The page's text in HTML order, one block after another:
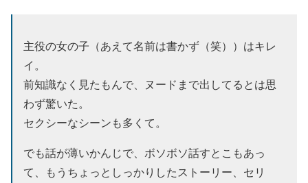
主役の女の子（あえて名前は書かず（笑））はキレ
イ。
前知識なく見たもんで、ヌードまで出してるとは思
わず驚いた。
セクシーなシーンも多くて。
でも話が薄いかんじで、ボソボソ話すとこもあっ
て、もうちょっとしっかりしたストーリー、セリ